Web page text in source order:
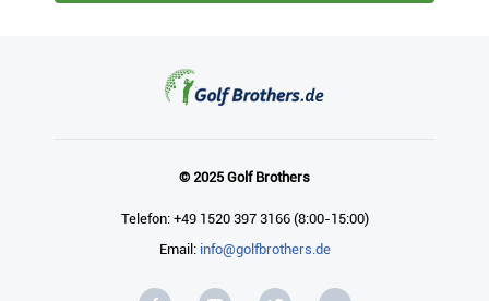
© 2025 Golf Brothers
Telefon: +49 1520 397 3166 (8:00-15:00)
Email: info@golfbrothers.de